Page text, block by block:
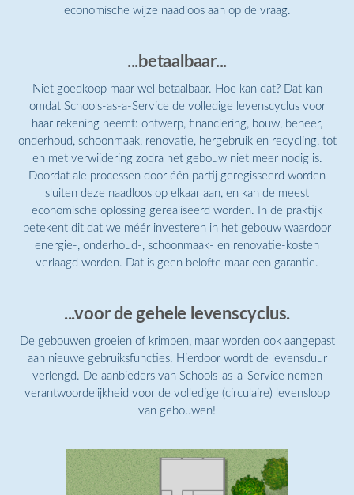
economische wijze naadloos aan op de vraag.
...betaalbaar...
Niet goedkoop maar wel betaalbaar. Hoe kan dat? Dat kan
omdat Schools-as-a-Service de volledige levenscyclus voor
haar rekening neemt: ontwerp, financiering, bouw, beheer,
onderhoud, schoonmaak, renovatie, hergebruik en recycling, tot
en met verwijdering zodra het gebouw niet meer nodig is.
Doordat ale processen door één partij geregisseerd worden
sluiten deze naadloos op elkaar aan, en kan de meest
economische oplossing gerealiseerd worden. In de praktijk
betekent dit dat we méér investeren in het gebouw waardoor
energie-, onderhoud-, schoonmaak- en renovatie-kosten
verlaagd worden. Dat is geen belofte maar een garantie.
...voor de gehele levenscyclus.
De gebouwen groeien of krimpen, maar worden ook aangepast
aan nieuwe gebruiksfuncties. Hierdoor wordt de levensduur
verlengd. De aanbieders van Schools-as-a-Service nemen
verantwoordelijkheid voor de volledige (circulaire) levensloop
van gebouwen!